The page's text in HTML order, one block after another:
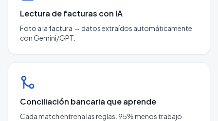
Lectura de facturas con IA
Foto a la factura → datos extraídos automáticamente
con Gemini/GPT.
Conciliación bancaria que aprende
Cada match entrena las reglas. 95% menos trabajo